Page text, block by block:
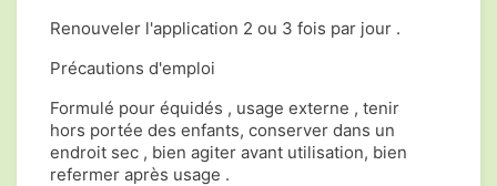
Renouveler l'application 2 ou 3 fois par jour .
Précautions d'emploi
Formulé pour équidés , usage externe , tenir
hors portée des enfants, conserver dans un
endroit sec , bien agiter avant utilisation, bien
refermer après usage .